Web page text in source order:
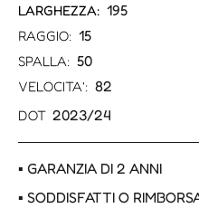
LARGHEZZA: 195
RAGGIO: 15
SPALLA: 50
VELOCITA': 82
DOT 2023/24
▪ GARANZIA DI 2 ANNI
▪ SODDISFATTI O